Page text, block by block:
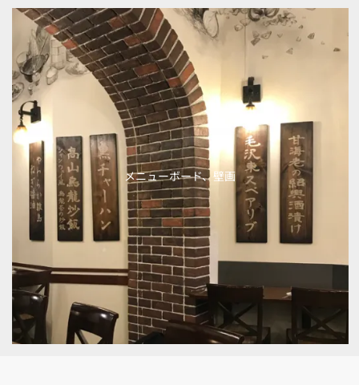
メニューボード、壁画